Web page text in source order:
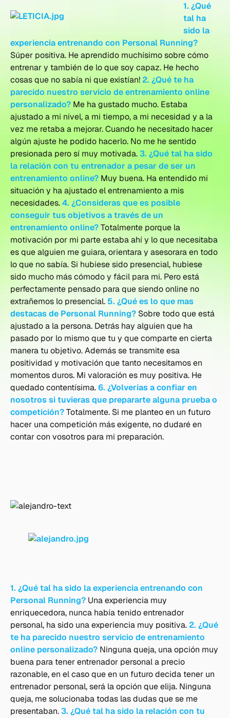
1. ¿Qué
tal ha
sido la
experiencia entrenando con Personal Running?
Súper positiva. He aprendido muchísimo sobre cómo
entrenar y también de lo que soy capaz. He hecho
cosas que no sabía ni que existían! 2. ¿Qué te ha
parecido nuestro servicio de entrenamiento online
personalizado? Me ha gustado mucho. Estaba
ajustado a mi nivel, a mi tiempo, a mi necesidad y a la
vez me retaba a mejorar. Cuando he necesitado hacer
algún ajuste he podido hacerlo. No me he sentido
presionada pero sí muy motivada.3. ¿Qué tal ha sido
la relación con tu entrenador a pesar de ser un
entrenamiento online? Muy buena. Ha entendido mi
situación y ha ajustado el entrenamiento a mis
necesidades.4. ¿Consideras que es posible
conseguir tus objetivos a través de un
entrenamiento online?Totalmente porque la
motivación por mi parte estaba ahí y lo que necesitaba
es que alguien me guiara, orientara y asesorara en todo
lo que no sabía. Si hubiese sido presencial, hubiese
sido mucho más cómodo y fácil para mi. Pero está
perfectamente pensado para que siendo online no
extrañemos lo presencial. 5. ¿Qué es lo que mas
destacas de Personal Running? Sobre todo que está
ajustado a la persona. Detrás hay alguien que ha
pasado por lo mismo que tu y que comparte en cierta
manera tu objetivo. Además se transmite esa
positividad y motivación que tanto necesitamos en
momentos duros. Mi valoración es muy positiva. He
quedado contentísima. 6. ¿Volverías a confiar en
nosotros si tuvieras que prepararte alguna prueba o
competición?Totalmente. Si me planteo en un futuro
hacer una competición más exigente, no dudaré en
contar con vosotros para mi preparación.
1. ¿Qué tal ha sido la experiencia entrenando con
Personal Running? Una experiencia muy
enriquecedora, nunca había tenido entrenador
personal, ha sido una experiencia muy positiva. 2. ¿Qué
te ha parecido nuestro servicio de entrenamiento
online personalizado? Ninguna queja, una opción muy
buena para tener entrenador personal a precio
razonable, en el caso que en un futuro decida tener un
entrenador personal, será la opción que elija. Ninguna
queja, me solucionaba todas las dudas que se me
presentaban.3. ¿Qué tal ha sido la relación con tu